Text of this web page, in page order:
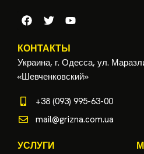
КОНТАКТЫ
Украина, г. Одесса, ул.
«Шевченковский»
+38 (093) 995-63-00
mail@grizna.com.ua
УСЛУГИ